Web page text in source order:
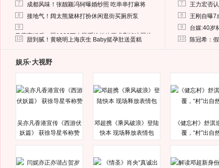
7 成都风味！张靓颖冯轲曝婚纱照 吃串串打麻将
8 接地气！阔太熊黛林打扮休闲逛街买厕所泵
9
马蓉离婚后，砸1000万人民币给媒体要求删掉这照片
10 甜到腻！黄晓明上海庆生 Baby挺孕肚送蛋糕
7 王力宏否
8 王刚自曝7
9 台媒:40岁
10 陈冠希：
娱乐·大视野
吴亦凡香港宣传《西游伏
妖篇》 获徐导星爷称赞
邓超携《乘风破浪》登陆
快本 现场释放表情包
《健忘村》舒淇
覆，“村”出自